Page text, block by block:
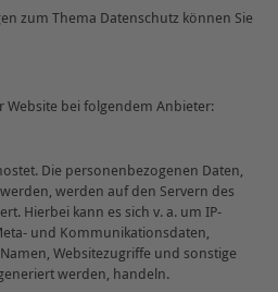
zum Thema Datenschutz können Sie
bei folgendem Anbieter:
Die personenbezogenen Daten,
werden auf den Servern des
Hierbei kann es sich v. a. um IP-
und Kommunikationsdaten,
Websitezugriffe und sonstige
werden, handeln.